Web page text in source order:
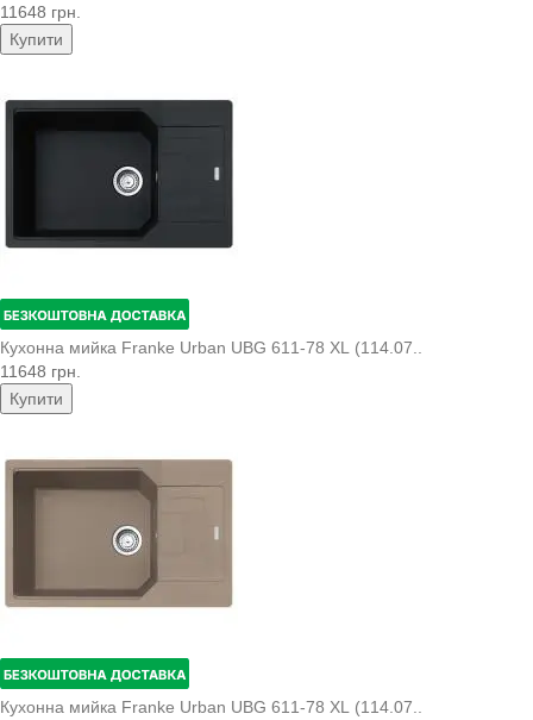
11648 грн.
Купити
Кухонна мийка Franke Urban UBG 611-78 XL (114.07..
11648 грн.
Купити
Кухонна мийка Franke Urban UBG 611-78 XL (114.07..